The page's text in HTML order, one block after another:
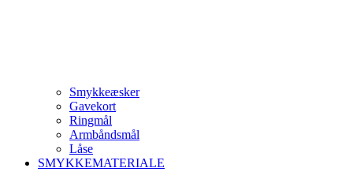
Smykkeæsker
Gavekort
Ringmål
Armbåndsmål
Låse
SMYKKEMATERIALE